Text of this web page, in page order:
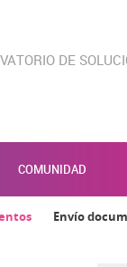
DE
COMUNIDAD
Envío